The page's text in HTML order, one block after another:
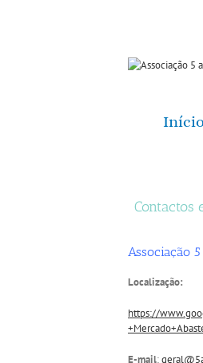
Contactos
Associação
Localização:
https://
E-mail: